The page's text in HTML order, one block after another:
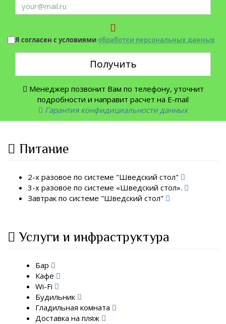
Я согласен с условиямиобработки персональных данных
Получить
Менеджер позвонит Вам по телефону, уточнит
подробности и направит расчет на E-mail
Гарантия конфидициальности данных
Питание
2-х разовое по системе "Шведский стол"
3-х разовое по системе «Шведский стол».
Завтрак по системе "Шведский стол"
Услуги и инфраструктура
Бар
Кафе
Wi-Fi
Будильник
Гладильная комната
Доставка на пляж